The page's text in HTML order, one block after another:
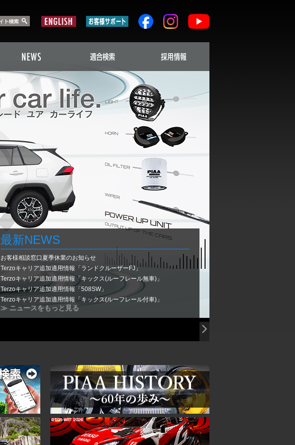
最新NEWS
お客様相談窓口夏季休業のお知らせ
Terzoキャリア追加適用情報「ランドクルーザーFJ」
Terzoキャリア追加適用情報「キックス(ルーフレール無車)」
Terzoキャリア追加適用情報「508SW」
Terzoキャリア追加適用情報「キックス(ルーフレール付車)」
≫ ニュースをもっと見る